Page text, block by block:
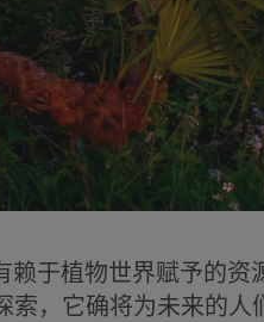
赖于植物世界赋予的资
，它确将为未来的人